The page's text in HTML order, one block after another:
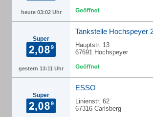
heute 03:02 Uhr
Super
gestern 13:11 Uhr
Tankstelle Hochspeyer
Hauptstr. 13
67691 Hochspeyer
Super
ESSO
Linienstr. 62
67316 Carlsberg